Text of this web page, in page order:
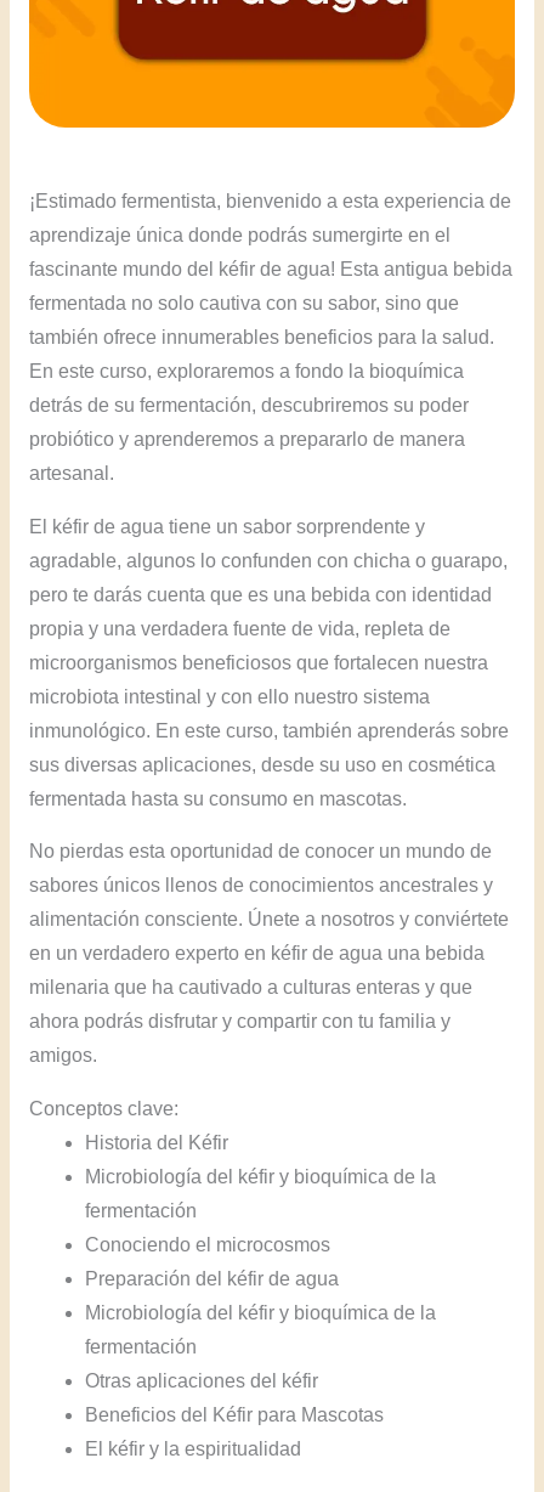
¡Estimado fermentista, bienvenido a esta experiencia de
aprendizaje única donde podrás sumergirte en el
fascinante mundo del kéfir de agua! Esta antigua bebida
fermentada no solo cautiva con su sabor, sino que
también ofrece innumerables beneficios para la salud.
En este curso, exploraremos a fondo la bioquímica
detrás de su fermentación, descubriremos su poder
probiótico y aprenderemos a prepararlo de manera
artesanal.
El kéfir de agua tiene un sabor sorprendente y
agradable, algunos lo confunden con chicha o guarapo,
pero te darás cuenta que es una bebida con identidad
propia y una verdadera fuente de vida, repleta de
microorganismos beneficiosos que fortalecen nuestra
microbiota intestinal y con ello nuestro sistema
inmunológico. En este curso, también aprenderás sobre
sus diversas aplicaciones, desde su uso en cosmética
fermentada hasta su consumo en mascotas.
No pierdas esta oportunidad de conocer un mundo de
sabores únicos llenos de conocimientos ancestrales y
alimentación consciente. Únete a nosotros y conviértete
en un verdadero experto en kéfir de agua una bebida
milenaria que ha cautivado a culturas enteras y que
ahora podrás disfrutar y compartir con tu familia y
amigos.
Conceptos clave:
Historia del Kéfir
Microbiología del kéfir y bioquímica de la
fermentación
Conociendo el microcosmos
Preparación del kéfir de agua
Microbiología del kéfir y bioquímica de la
fermentación
Otras aplicaciones del kéfir
Beneficios del Kéfir para Mascotas
El kéfir y la espiritualidad